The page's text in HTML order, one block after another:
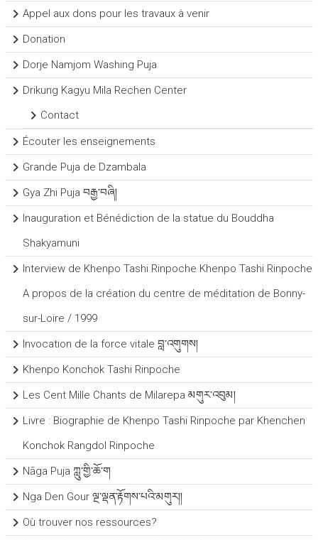
Appel aux dons pour les travaux à venir
Donation
Dorje Namjom Washing Puja
Drikung Kagyu Mila Rechen Center
Contact
Écouter les enseignements
Grande Puja de Dzambala
Gya Zhi Puja བརྒྱ་བཞི།
Inauguration et Bénédiction de la statue du Bouddha
Shakyamuni
Interview de Khenpo Tashi Rinpoche Khenpo Tashi Rinpoche
A propos de la création du centre de méditation de Bonny-
sur-Loire / 1999
Invocation de la force vitale བླ་འགུགས།
Khenpo Konchok Tashi Rinpoche
Les Cent Mille Chants de Milarepa མགུར་འབུམ།
Livre : Biographie de Khenpo Tashi Rinpoche par Khenchen
Konchok Rangdol Rinpoche
Nāga Puja ཀླུ་གྱི་ཆོ་ག
Nga Den Gour ལྔ་ལྡན་རྟོགས་པའི་མགུར།།
Où trouver nos ressources?